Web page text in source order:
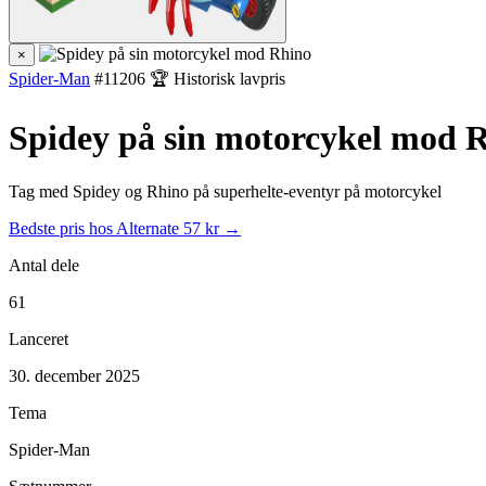
×
Spider-Man #11206 🏆 Historisk lavpris
Spidey på sin motorcykel mod
Tag med Spidey og Rhino på superhelte-eventyr på motorcykel
Bedste pris hos Alternate 57 kr →
Antal dele
61
Lanceret
30. december 2025
Tema
Spider-Man